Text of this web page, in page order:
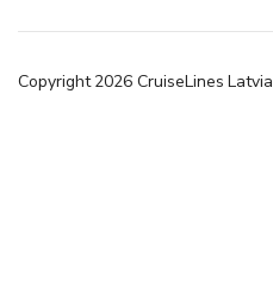
Copyright2026 CruiseLines Latvia